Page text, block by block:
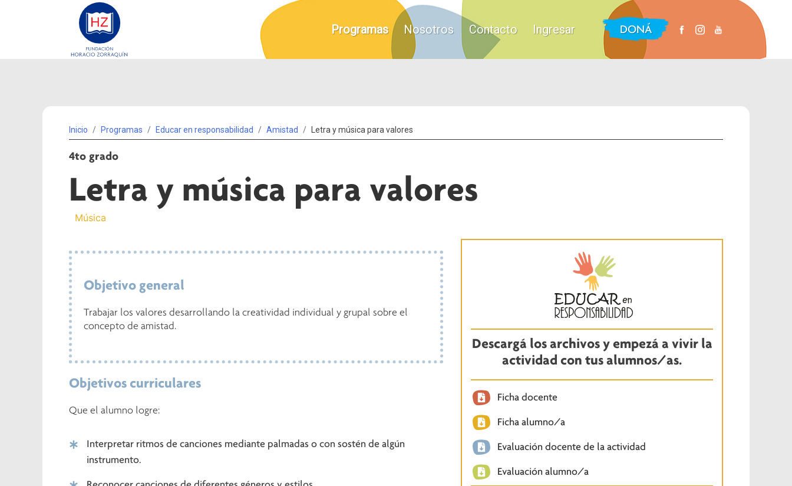
Programas Nosotros Contacto Ingresar DONÁ
Inicio Programas Educar en responsabilidad Amistad Letra y música para valores
4to grado
Letra y música para valores
Música
Objetivo general
Trabajar los valores desarrollando la creatividad individual y grupal sobre el
concepto de amistad.
Objetivos curriculares
Que el alumno logre:
Interpretar ritmos de canciones mediante palmadas o con sostén de algún
instrumento.
Descargá los archivos y empezá a vivir la
actividad con tus alumnos/as.
Ficha docente
Ficha alumno/a
Evaluación docente de la actividad
Evaluación alumno/a